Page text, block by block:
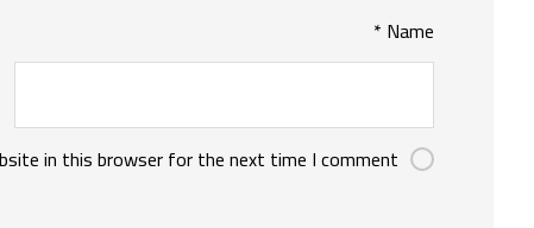
Name
*
in this browser for the next time I comment.